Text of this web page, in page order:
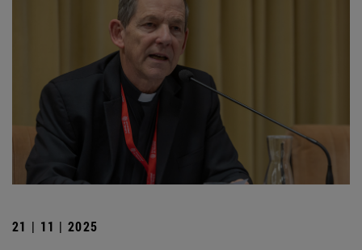
21 | 11 | 2025